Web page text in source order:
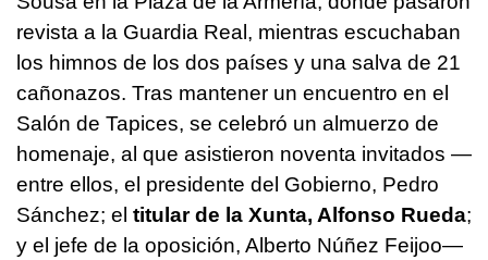
revista a la Guardia Real, mientras escuchaban
los himnos de los dos países y una salva de 21
cañonazos. Tras mantener un encuentro en el
Salón de Tapices, se celebró un almuerzo de
homenaje, al que asistieron noventa invitados —
entre ellos, el presidente del Gobierno, Pedro
Sánchez; el titular de la Xunta, Alfonso Rueda;
y el jefe de la oposición, Alberto Núñez Feijoo—